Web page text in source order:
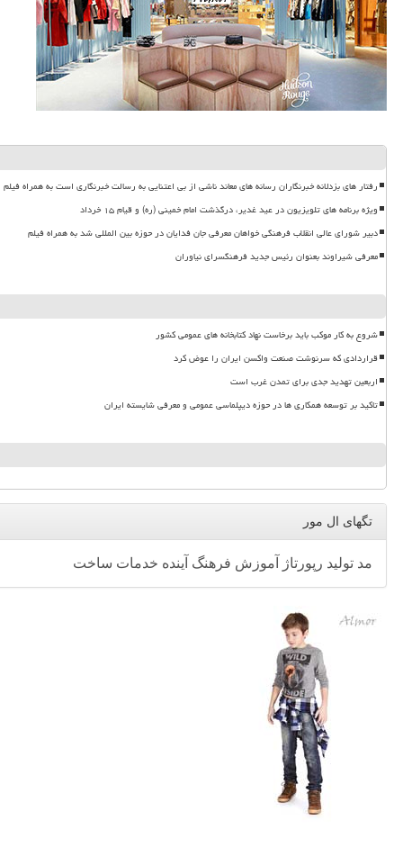
رفتار های بزدلانه خبرنگاران رسانه های معاند ناشی از بی اعتنایی به رسالت خبرنگاری است به همراه فیلم
ویژه برنامه های تلویزیون در عید غدیر، درگذشت امام خمینی (ره) و قیام ۱۵ خرداد
دبیر شورای عالی انقلاب فرهنگی خواهان معرفی جان فدایان در حوزه بین المللی شد به همراه فیلم
معرفی شیراوند بعنوان رئیس جدید فرهنگسرای نیاوران
شروع به کار موکب باید برخاست نهاد کتابخانه های عمومی کشور
قراردادی که سرنوشت صنعت واکسن ایران را عوض کرد
اربعین تهدید جدی برای تمدن غرب است
تاکید بر توسعه همکاری ها در حوزه دیپلماسی عمومی و معرفی شایسته ایران
تگهای ال مور
مد تولید رپورتاژ آموزش فرهنگ آینده خدمات ساخت